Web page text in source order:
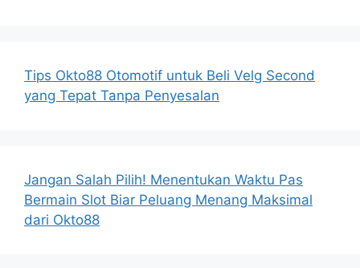
Tips Okto88 Otomotif untuk Beli Velg Second
yang Tepat Tanpa Penyesalan
Jangan Salah Pilih! Menentukan Waktu Pas
Bermain Slot Biar Peluang Menang Maksimal
dari Okto88